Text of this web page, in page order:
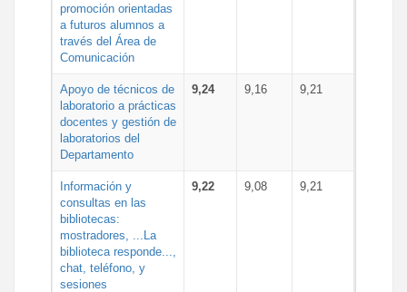
promoción orientadas
a futuros alumnos a
través del Área de
Comunicación
Apoyo de técnicos de
laboratorio a prácticas
docentes y gestión de
laboratorios del
Departamento
9,24 9,16 9,21
Información y
consultas en las
bibliotecas:
mostradores, ...La
biblioteca responde...,
chat, teléfono, y
sesiones
9,22 9,08 9,21